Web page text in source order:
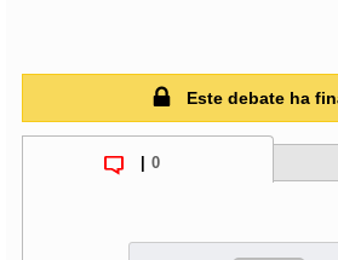
Este debate ha
0